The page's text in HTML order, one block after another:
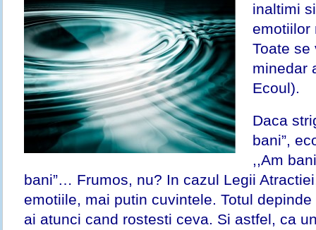
inaltimi
emotiilor
Toate se
minedar
Ecoul).
Daca
bani”,
,,Am
bani”… Frumos, nu? In cazul Legii
emotiile, mai putin cuvintele. Totul
ai atunci cand rostesti ceva. Si astfel, ca